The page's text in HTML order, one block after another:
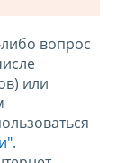
вопрос
или
.